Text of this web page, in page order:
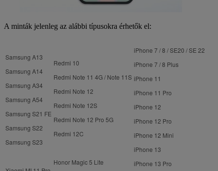
A minták jelenleg az alábbi típusokra érhetők el:
Samsung A13
Samsung A14
Samsung A34
Samsung A54
Samsung S21 FE
Samsung S22
Samsung S23
Redmi 10
Redmi Note 11 4G / Note 11S
Redmi Note 12
Redmi Note 12S
Redmi Note 12 Pro 5G
Redmi 12C
Honor Magic 5 Lite
iPhone 7 / 8 / SE20 / SE 22
iPhone 7 / 8 Plus
iPhone 11
iPhone 11 Pro
iPhone 12
iPhone 12 Pro
iPhone 12 Mini
iPhone 13
iPhone 13 Pro